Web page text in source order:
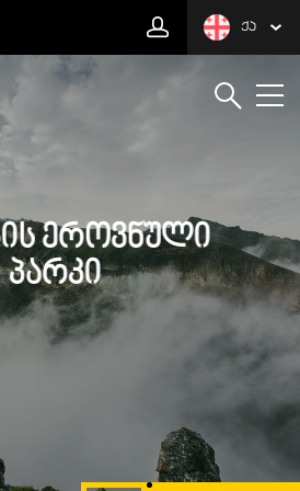
ᲥᲐ
Ეროვნული
Პარკი